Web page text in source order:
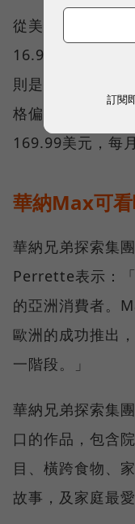
從美國狀況來看
16.99美元（約
則是9.99美元（
格偏高，但如果
169.99美元，每
華納Max可看
華納兄弟探索集
Perrette表示：
的亞洲消費者。
歐洲的成功推出
一階段。」
華納兄弟探索集
口的作品，包含
目、橫跨食物、
故事，及家庭最愛
訂閱